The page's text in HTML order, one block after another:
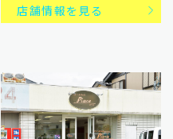
店舗情報を見る